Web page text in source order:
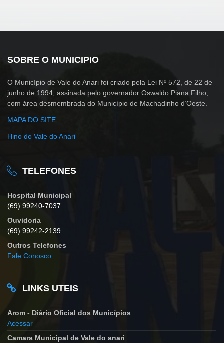
SOBRE O MUNICIPIO
O Município de Vale do Anari foi criado pela Lei Nº 572, de 22 de
junho de 1994, assinada pelo governador Oswaldo Piana Filho,
com área desmembrada do Município de Machadinho d’Oeste.
MAPA DO SITE
Hino do Vale do Anari
TELEFONES
Hospital Municipal
(69) 99240-7037
Ouvidoria
(69) 99242-2139
Outros Telefones
Fale Conosco
LINKS UTEIS
Arom - Diário Oficial dos Municípios
Acessar
Camara Municipal de Vale do anari